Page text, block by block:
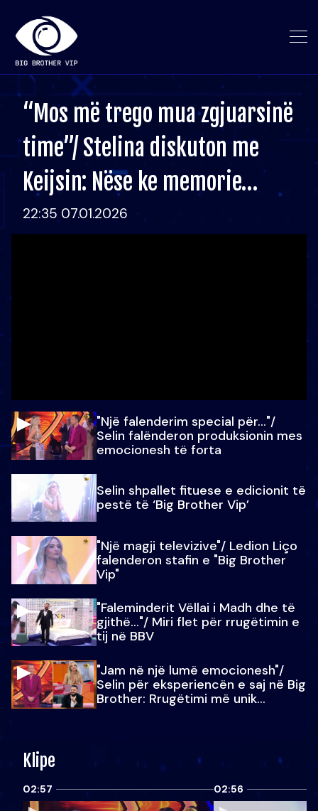
“Mos më trego mua zgjuarsinë
time”/ Stelina diskuton me
Keijsin: Nëse ke memorie…
22:35 07.01.2026
"Një falenderim special për…"/
Selin falënderon produksionin mes
emocionesh të forta
Selin shpallet fituese e edicionit të
pestë të ‘Big Brother Vip’
"Një magji televizive"/ Ledion Liço
falenderon stafin e "Big Brother
Vip"
"Faleminderit Vëllai i Madh dhe të
gjithë…"/ Miri flet për rrugëtimin e
tij në BBV
"Jam në një lumë emocionesh"/
Selin për eksperiencën e saj në Big
Brother: Rrugëtimi më unik…
Klipe
02:57 02:56